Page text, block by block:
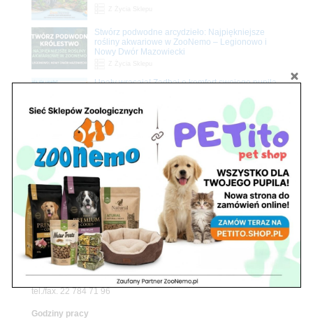
Stwórz podwodne arcydzieło: Najpiękniejsze
rośliny akwariowe w ZooNemo – Legionowo i
Nowy Dwór Mazowiecki
Promocje
Upały wracają! Zadbaj o komfort swojego pupila
Z Życia Sklepu
Petito Pet Shop – Internetowy Sklep Zoologiczny
Online! Wszystko Dla Twojego Pupila | ZooNemo
Znajdź nas
Adres
05-120 Legionowo
ul. Piłsudskiego 31,
pawilon 134
tel./fax. 22 784 71 96
Godziny pracy